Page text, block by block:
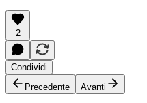
2
Condividi
Precedente
Avanti